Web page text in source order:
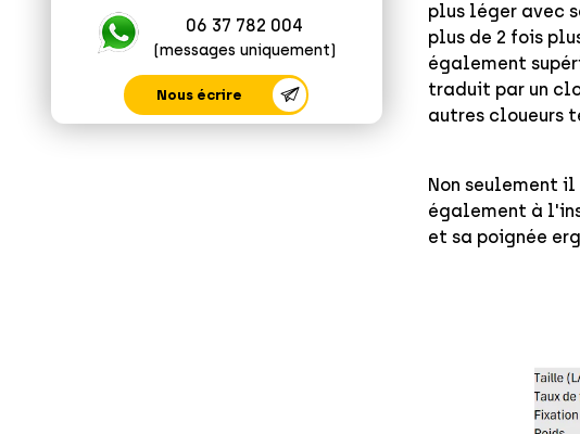
06 37 782 004
(messages uniquement)
Nous écrire
plus léger avec
plus de 2 fois
également
traduit par un
autres cloueurs
Non seulement il
également à
et sa poignée